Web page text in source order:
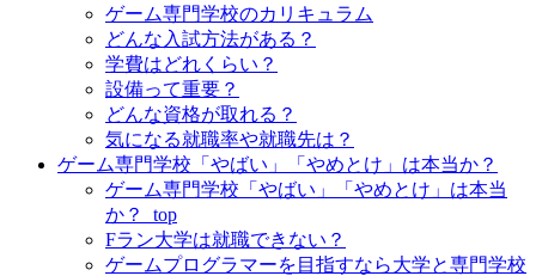
ゲーム専門学校のカリキュラム
どんな入試方法がある？
学費はどれくらい？
設備って重要？
どんな資格が取れる？
気になる就職率や就職先は？
ゲーム専門学校「やばい」「やめとけ」は本当か？
ゲーム専門学校「やばい」「やめとけ」は本当
か？_top
Fラン大学は就職できない？
ゲームプログラマーを目指すなら大学と専門学校